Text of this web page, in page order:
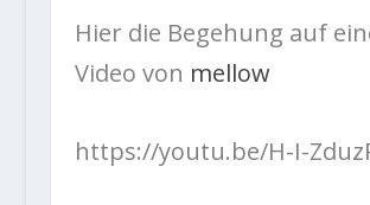
Hier die Begehung auf
Video von mellow
https://youtu.be/H-I-